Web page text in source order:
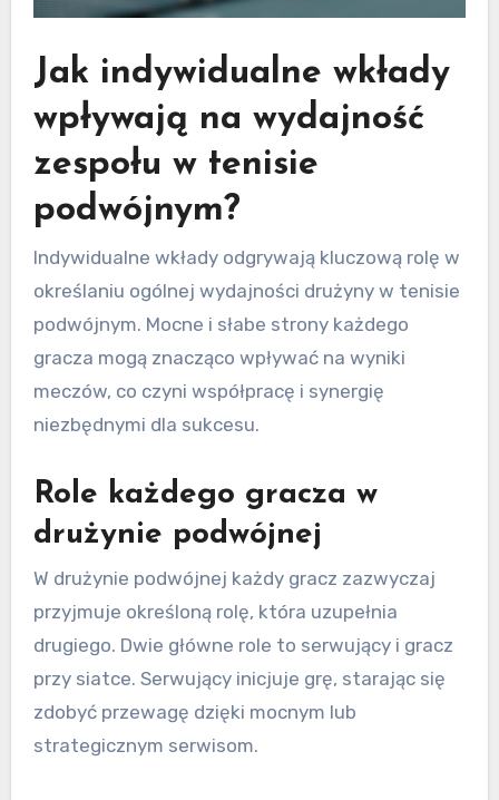
Jak indywidualne wkłady
wpływają na wydajność
zespołu w tenisie
podwójnym?
Indywidualne wkłady odgrywają kluczową rolę w
określaniu ogólnej wydajności drużyny w tenisie
podwójnym. Mocne i słabe strony każdego
gracza mogą znacząco wpływać na wyniki
meczów, co czyni współpracę i synergię
niezbędnymi dla sukcesu.
Role każdego gracza w
drużynie podwójnej
W drużynie podwójnej każdy gracz zazwyczaj
przyjmuje określoną rolę, która uzupełnia
drugiego. Dwie główne role to serwujący i gracz
przy siatce. Serwujący inicjuje grę, starając się
zdobyć przewagę dzięki mocnym lub
strategicznym serwisom.